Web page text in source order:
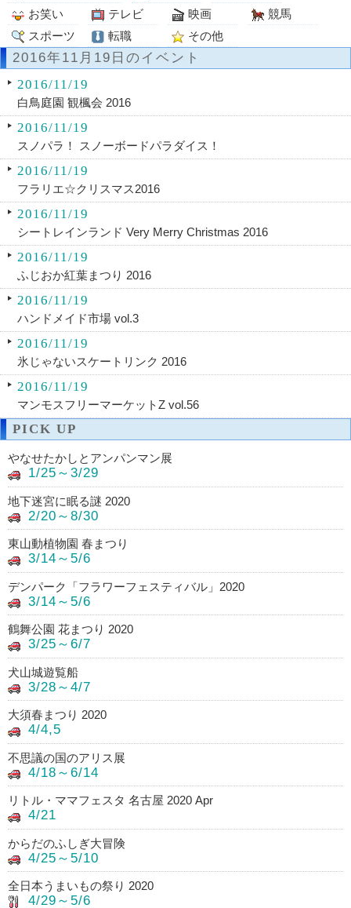
お笑い
テレビ 映画
競馬
スポーツ
転職 その他
2016年11月19日のイベント
2016/11/19
白鳥庭園 観楓会 2016
2016/11/19
スノパラ！ スノーボードパラダイス！
2016/11/19
フラリエ☆クリスマス2016
2016/11/19
シートレインランド Very Merry Christmas 2016
2016/11/19
ふじおか紅葉まつり 2016
2016/11/19
ハンドメイド市場 vol.3
2016/11/19
氷じゃないスケートリンク 2016
2016/11/19
マンモスフリーマーケットZ vol.56
PICK UP
やなせたかしとアンパンマン展
1/25～3/29
地下迷宮に眠る謎 2020
2/20～8/30
東山動植物園 春まつり
3/14～5/6
デンパーク「フラワーフェスティバル」2020
3/14～5/6
鶴舞公園 花まつり 2020
3/25～6/7
犬山城遊覧船
3/28～4/7
大須春まつり 2020
4/4,5
不思議の国のアリス展
4/18～6/14
リトル・ママフェスタ 名古屋 2020 Apr
4/21
からだのふしぎ大冒険
4/25～5/10
全日本うまいもの祭り 2020
4/29～5/6